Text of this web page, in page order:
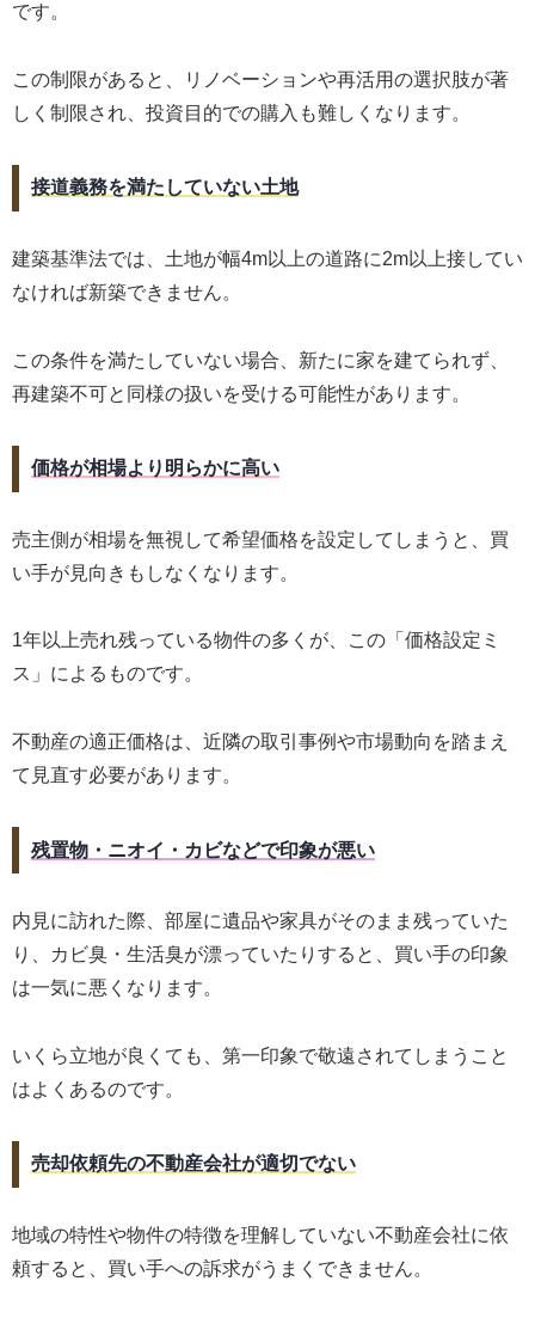
です。
この制限があると、リノベーションや再活用の選択肢が著
しく制限され、投資目的での購入も難しくなります。
接道義務を満たしていない土地
建築基準法では、土地が幅4m以上の道路に2m以上接してい
なければ新築できません。
この条件を満たしていない場合、新たに家を建てられず、
再建築不可と同様の扱いを受ける可能性があります。
価格が相場より明らかに高い
売主側が相場を無視して希望価格を設定してしまうと、買
い手が見向きもしなくなります。
1年以上売れ残っている物件の多くが、この「価格設定ミ
ス」によるものです。
不動産の適正価格は、近隣の取引事例や市場動向を踏まえ
て見直す必要があります。
残置物・ニオイ・カビなどで印象が悪い
内見に訪れた際、部屋に遺品や家具がそのまま残っていた
り、カビ臭・生活臭が漂っていたりすると、買い手の印象
は一気に悪くなります。
いくら立地が良くても、第一印象で敬遠されてしまうこと
はよくあるのです。
売却依頼先の不動産会社が適切でない
地域の特性や物件の特徴を理解していない不動産会社に依
頼すると、買い手への訴求がうまくできません。